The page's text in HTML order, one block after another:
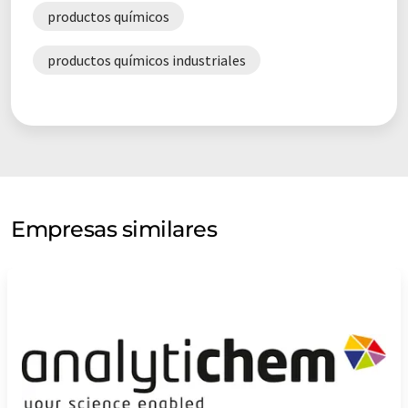
productos químicos
productos químicos industriales
Empresas similares